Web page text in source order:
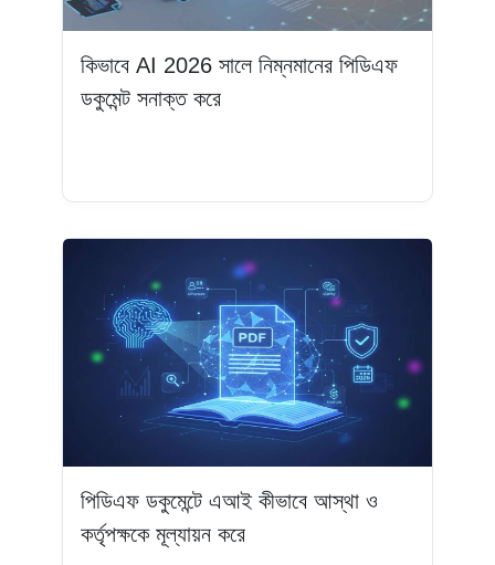
কিভাবে AI 2026 সালে নিম্নমানের পিডিএফ
ডকুমেন্ট সনাক্ত করে
পিডিএফ ডকুমেন্টে এআই কীভাবে আস্থা ও
কর্তৃপক্ষকে মূল্যায়ন করে